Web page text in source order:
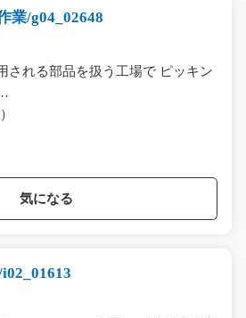
業/g04_02648
される部品を扱う工場で ピッキン
気になる